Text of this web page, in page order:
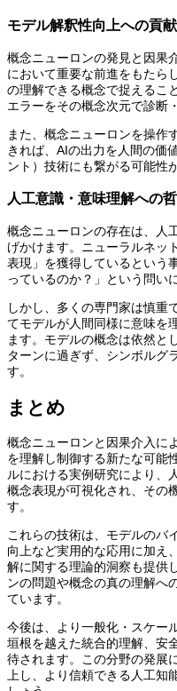
モデル解釈性向上への貢献
概念ニューロンの発見と因果
において重要な前進をもたら
の理解できる概念で捉えるこ
エラーをその概念次元で診断
また、概念ニューロンを操作
きれば、AIの出力を人間の価
ント）技術にも繋がる可能性
人工意識・意味理解への
概念ニューロンの存在は、人
げかけます。ニューラルネッ
表現」を獲得しているという
っているのか？」という問い
しかし、多くの専門家は慎重
てモデルが人間同様に意味を
ます。モデルの概念は依然と
ターンに過ぎず、シンボルグ
す。
まとめ
概念ニューロンと因果介入に
を理解し制御する新たな可能
ルにおける実例研究により、
概念表現が可視化され、その
す。
これらの技術は、モデルのバ
向上など実用的な応用に加え
解に関する理論的洞察も提供
ンの問題や概念の真の理解へ
ています。
今後は、より一般化・スケー
垣根を越えた統合的理解、安
待されます。この分野の発展
上し、より信頼できる人工知